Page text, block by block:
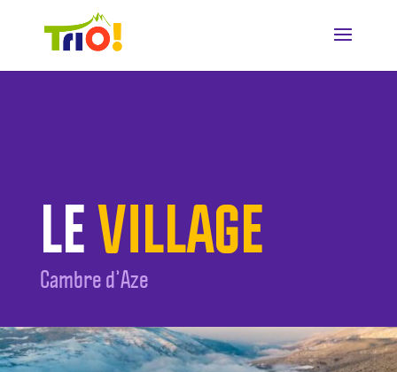
LEVILLAGE
Cambre d’Aze